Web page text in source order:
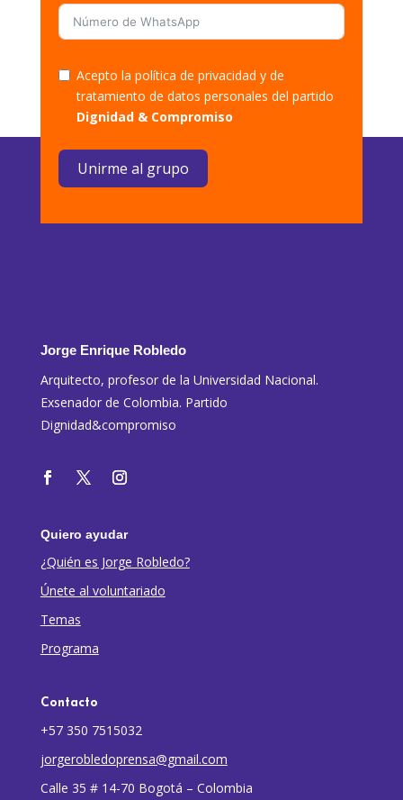
Acepto la política de privacidad y de
tratamiento de datos personales del partido
Dignidad & Compromiso
Unirme al grupo
Jorge Enrique Robledo
Arquitecto, profesor de la Universidad Nacional.
Exsenador de Colombia. Partido
Dignidad&compromiso
Quiero ayudar
¿Quién es Jorge Robledo?
Únete al voluntariado
Temas
Programa
Contacto
+57 350 7515032
jorgerobledoprensa@gmail.com
Calle 35 # 14-70 Bogotá – Colombia